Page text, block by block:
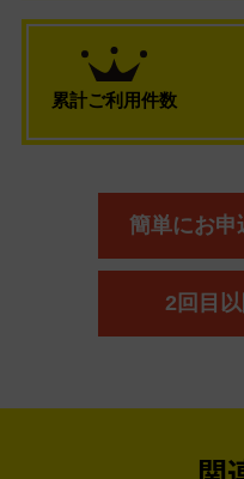
累計ご利用件数
簡単にお申
2回目